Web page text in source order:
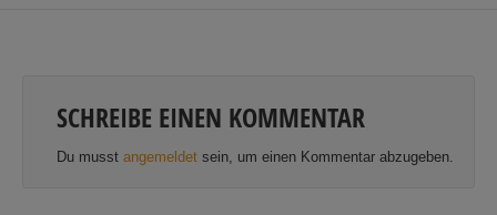
SCHREIBE EINEN KOMMENTAR
Du musst angemeldet sein, um einen Kommentar abzugeben.